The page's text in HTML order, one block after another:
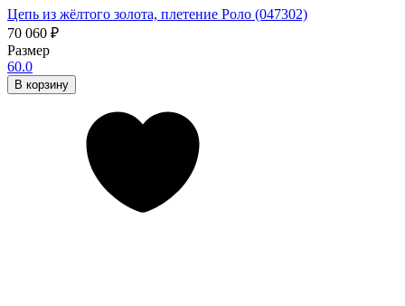
Цепь из жёлтого золота, плетение Роло (047302)
70 060 ₽
Размер
60.0
В корзину